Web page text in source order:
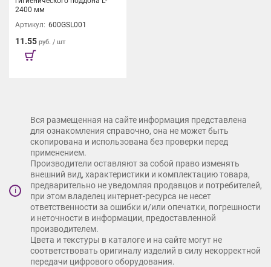
2400 мм
Артикул: 600GSL001
11.55 руб. / шт
i
Вся размещенная на сайте информация представлена
для ознакомления справочно, она не может быть
скопирована и использована без проверки перед
применением.
Производители оставляют за собой право изменять
внешний вид, характеристики и комплектацию товара,
предварительно не уведомляя продавцов и потребителей,
при этом владелец интернет-ресурса не несет
ответственности за ошибки и/или опечатки, погрешности
и неточности в информации, предоставленной
производителем.
Цвета и текстуры в каталоге и на сайте могут не
соответствовать оригиналу изделий в силу некорректной
передачи цифрового оборудования.